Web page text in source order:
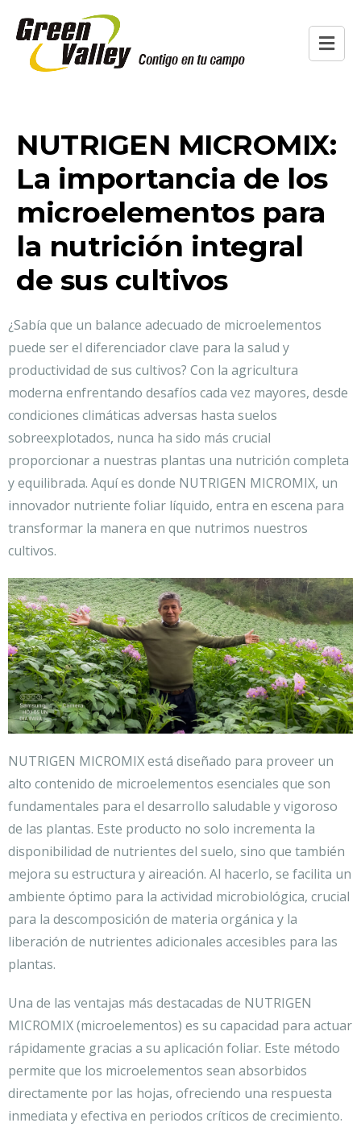
NUTRIGEN MICROMIX:
La importancia de los
microelementos para
la nutrición integral
de sus cultivos
¿Sabía que un balance adecuado de microelementos
puede ser el diferenciador clave para la salud y
productividad de sus cultivos? Con la agricultura
moderna enfrentando desafíos cada vez mayores, desde
condiciones climáticas adversas hasta suelos
sobreexplotados, nunca ha sido más crucial
proporcionar a nuestras plantas una nutrición completa
y equilibrada. Aquí es donde NUTRIGEN MICROMIX, un
innovador nutriente foliar líquido, entra en escena para
transformar la manera en que nutrimos nuestros
cultivos.
NUTRIGEN MICROMIX está diseñado para proveer un
alto contenido de microelementos esenciales que son
fundamentales para el desarrollo saludable y vigoroso
de las plantas. Este producto no solo incrementa la
disponibilidad de nutrientes del suelo, sino que también
mejora su estructura y aireación. Al hacerlo, se facilita un
ambiente óptimo para la actividad microbiológica, crucial
para la descomposición de materia orgánica y la
liberación de nutrientes adicionales accesibles para las
plantas.
Una de las ventajas más destacadas de NUTRIGEN
MICROMIX (microelementos) es su capacidad para actuar
rápidamente gracias a su aplicación foliar. Este método
permite que los microelementos sean absorbidos
directamente por las hojas, ofreciendo una respuesta
inmediata y efectiva en periodos críticos de crecimiento.